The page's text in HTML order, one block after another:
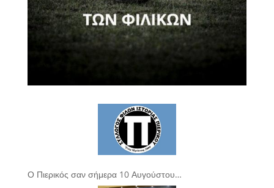
Ο Πιερικός σαν σήμερα 10 Αυγούστου…